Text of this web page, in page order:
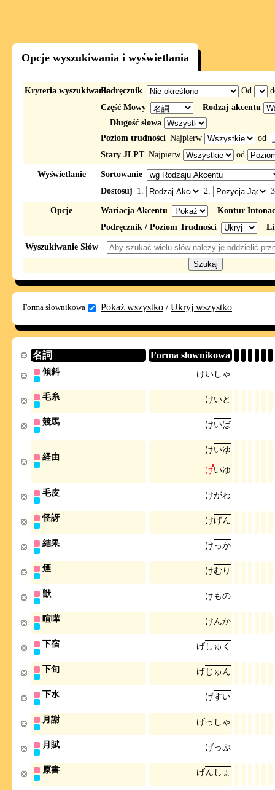
Opcje wyszukiwania i wyświetlania
Kryteria wyszukiwaniaPodręcznik Od
Część Mowy
Rodzaj akcentu
Długość słowa
Poziom trudności Najpierw
od
Stary JLPT Najpierw od
Wyświetlanie
Sortowanie
Dostosuj 1. 2.
Opcje Wariacja Akcentu
Kontur
Podręcznik / Poziom Trudności
Wyszukiwanie Słów
Forma słownikowa Pokaż wszystko /Ukryj wszystko
名詞 Forma słownikowa
傾斜 けいし ゃ
毛糸 けいと
競馬 けいば
経由
けいゆ
けいゆ
毛皮 けがわ
怪訝 けげん
結果 けっか
煙 けむり
獣 けもの
喧嘩 けんか
下宿 げし ゅ く
下旬 げじ ゅ ん
下水 げすい
月謝 げっ し ゃ
月賦 げっぷ
原書 げん し ょ